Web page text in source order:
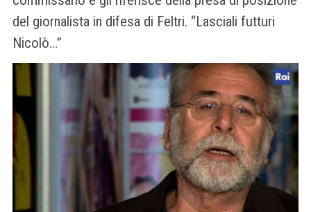
del giornalista in difesa di Feltri. “Lasciali futturi
Nicolò…”